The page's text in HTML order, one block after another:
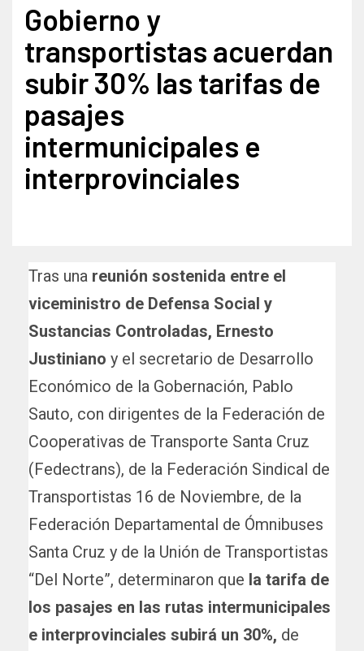
Gobierno y
transportistas acuerdan
subir 30% las tarifas de
pasajes
intermunicipales e
interprovinciales
Tras una reunión sostenida entre el
viceministro de Defensa Social y
Sustancias Controladas, Ernesto
Justiniano y el secretario de Desarrollo
Económico de la Gobernación, Pablo
Sauto, con dirigentes de la Federación de
Cooperativas de Transporte Santa Cruz
(Fedectrans), de la Federación Sindical de
Transportistas 16 de Noviembre, de la
Federación Departamental de Ómnibuses
Santa Cruz y de la Unión de Transportistas
“Del Norte”, determinaron que la tarifa de
los pasajes en las rutas intermunicipales
e interprovinciales subirá un 30%, de